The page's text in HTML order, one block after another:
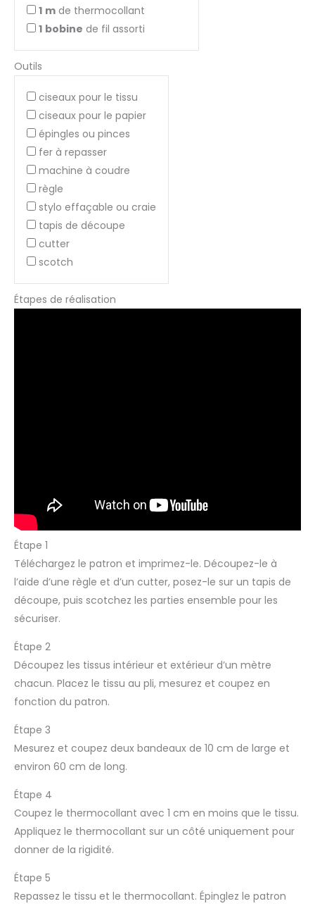
1 m de thermocollant
1 bobine de fil assorti
Outils
ciseaux pour le tissu
ciseaux pour le papier
épingles ou pinces
fer à repasser
machine à coudre
règle
stylo effaçable ou craie
tapis de découpe
cutter
scotch
Étapes de réalisation
Étape 1
Téléchargez le patron et imprimez-le. Découpez-le à
l’aide d’une règle et d’un cutter, posez-le sur un tapis de
découpe, puis scotchez les parties ensemble pour les
sécuriser.
Étape 2
Découpez les tissus intérieur et extérieur d’un mètre
chacun. Placez le tissu au pli, mesurez et coupez en
fonction du patron.
Étape 3
Mesurez et coupez deux bandeaux de 10 cm de large et
environ 60 cm de long.
Étape 4
Coupez le thermocollant avec 1 cm en moins que le tissu.
Appliquez le thermocollant sur un côté uniquement pour
donner de la rigidité.
Étape 5
Repassez le tissu et le thermocollant. Épinglez le patron